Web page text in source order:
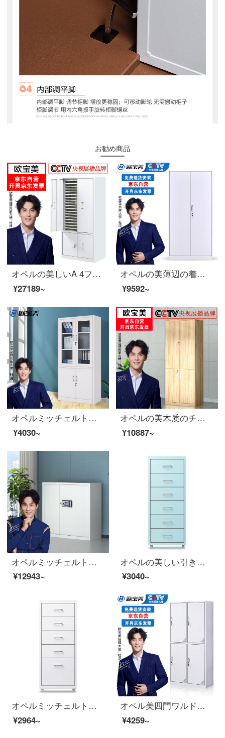
お勧め商品
オペルの美しいA 4ファイルの整理棚の事務室のチェストの収納棚の領収書の箱の鉄の皮の箱の90は引き出して段が扉を持つことを持ちます
¥27189~
オペルの美薄辺の着脱チェスト資料棚の書類棚の鋼製の鉄の皮の戸棚の証明書のチェイスト
¥9592~
オペルミッチェルトオフィスキャビネット鋼製のブリーフィングキャビネットの資料ロッカーの大器械チェイスト
¥4030~
オペルの美木质のチェーストのファイル棚の床につく式の资料の箱の棚の板式の书棚の现代の简约の金は2节の800*400*2000を通します。
¥10887~
オペルミッチェルト電子チェイサーパスワードボックス単節
¥12943~
オペルの美しい引き出しA 4ファイルの低いキャビネットの事務室の物の6階の斗の収納棚の浅い青色
¥3040~
オペルミッチェルト資料キャビネットキャビネットキャビネットキャビネット5斗キャビネット白
¥2964~
オペル美四門ワルドラックロッカーロッカーロッカー
¥4259~